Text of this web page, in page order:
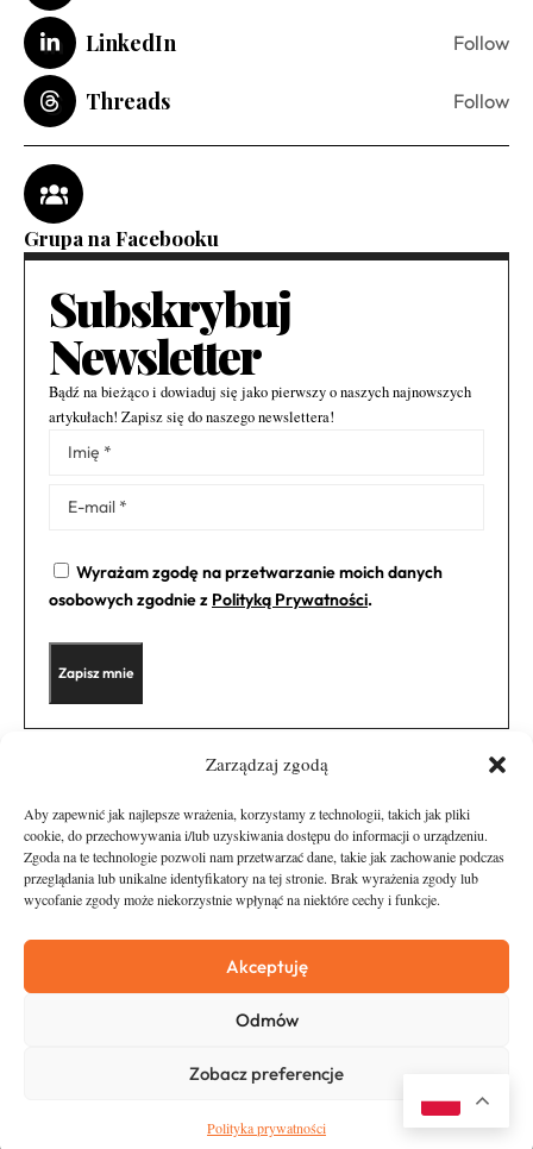
Zarządzaj zgodą
Aby zapewnić jak najlepsze wrażenia, korzystamy z technologii, takich jak pliki
cookie, do przechowywania i/lub uzyskiwania dostępu do informacji o urządzeniu.
Zgoda na te technologie pozwoli nam przetwarzać dane, takie jak zachowanie podczas
przeglądania lub unikalne identyfikatory na tej stronie. Brak wyrażenia zgody lub
wycofanie zgody może niekorzystnie wpłynąć na niektóre cechy i funkcje.
Akceptuję
Odmów
Zobacz preferencje
Polityka prywatności
LinkedIn Follow
Threads Follow
Grupa na Facebooku
Subskrybuj
Newsletter
Bądź na bieżąco i dowiaduj się jako pierwszy o naszych najnowszych
artykułach! Zapisz się do naszego newslettera!
Wyrażam zgodę na przetwarzanie moich danych
osobowych zgodnie z Polityką Prywatności.
Alternative:
Asfalt
O nas
Zostań Patronem
Kontakt